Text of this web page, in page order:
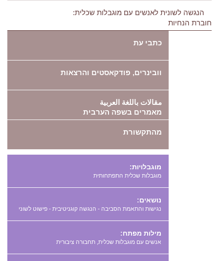
הנגשה לשונית לאנשים עם מוגבלות שכלית:
חוברת הנחיות
כתבי עת
וובינרים, פודקאסטים והרצאות
مقالات باللغة العربية
מאמרים בשפה הערבית
מהתקשורת
מוגבלויות:
מוגבלות שכלית התפתחותית
נושאים:
נגישות והתאמת הסביבה - הנגשה קוגניטיבית - פישוט לשוני
מילות מפתח:
,